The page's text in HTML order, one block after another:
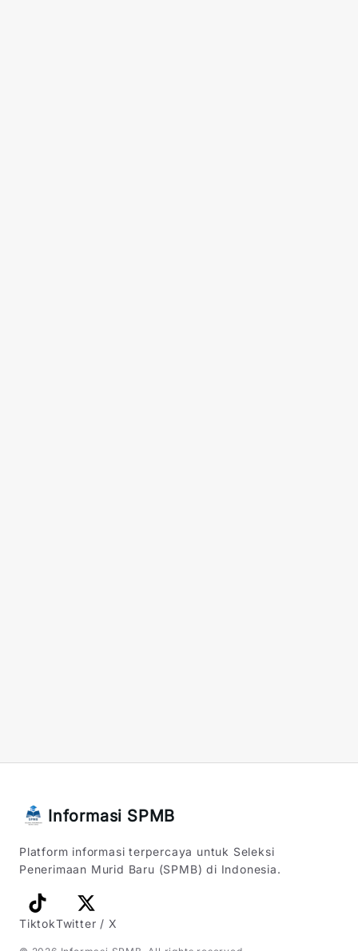
Informasi SPMB
Platform informasi terpercaya untuk Seleksi
Penerimaan Murid Baru (SPMB) di Indonesia.
TiktokTwitter / X